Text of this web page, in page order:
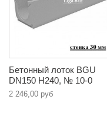
Бетонный лоток BGU
DN150 H240, № 10-0
2 246,00 руб